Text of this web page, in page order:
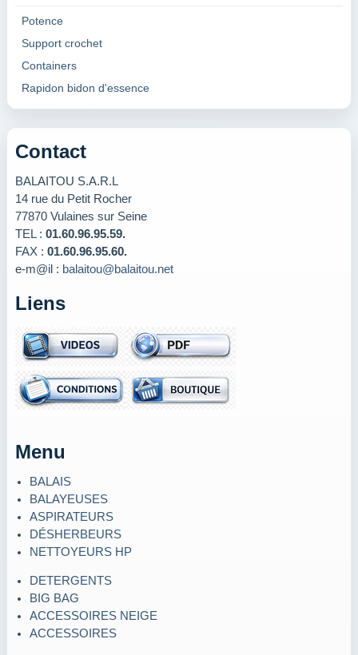
Potence
Support crochet
Containers
Rapidon bidon d'essence
Contact
BALAITOU S.A.R.L
14 rue du Petit Rocher
77870 Vulaines sur Seine
TEL : 01.60.96.95.59.
FAX : 01.60.96.95.60.
e-m@il : balaitou@balaitou.net
Liens
Menu
BALAIS
BALAYEUSES
ASPIRATEURS
DÉSHERBEURS
NETTOYEURS HP
DETERGENTS
BIG BAG
ACCESSOIRES NEIGE
ACCESSOIRES